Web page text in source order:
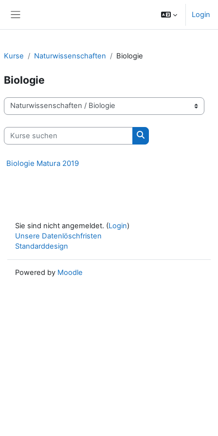
Login
Kurse Naturwissenschaften Biologie
Biologie
Kursbereiche
Kurse suchen
Kurse suchen
Biologie Matura 2019
Sie sind nicht angemeldet. (Login)
Unsere Datenlöschfristen
Standarddesign
Powered by Moodle